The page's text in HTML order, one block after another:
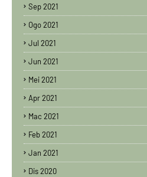
Sep 2021
Ogo 2021
Jul 2021
Jun 2021
Mei 2021
Apr 2021
Mac 2021
Feb 2021
Jan 2021
Dis 2020